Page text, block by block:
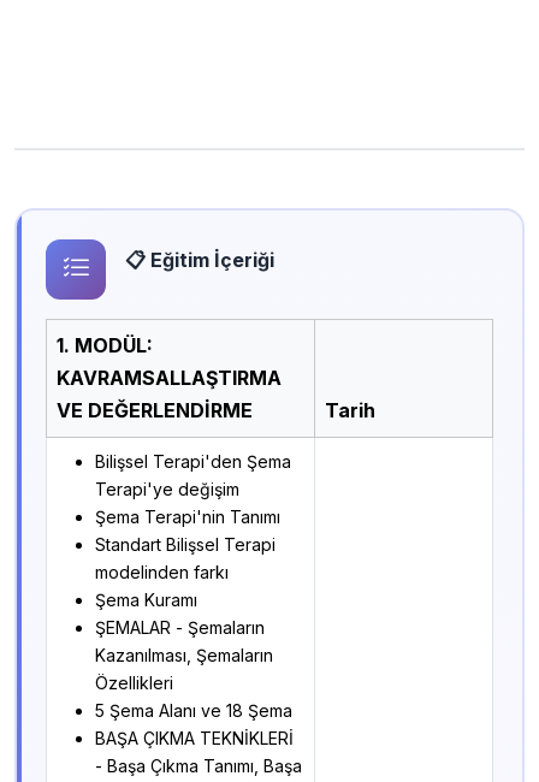
📋 Eğitim İçeriği
1. MODÜL:
KAVRAMSALLAŞTIRMA
VE DEĞERLENDİRME
Tarih
Bilişsel Terapi'den Şema
Terapi'ye değişim
Şema Terapi'nin Tanımı
Standart Bilişsel Terapi
modelinden farkı
Şema Kuramı
ŞEMALAR - Şemaların
Kazanılması, Şemaların
Özellikleri
5 Şema Alanı ve 18 Şema
BAŞA ÇIKMA TEKNİKLERİ
- Başa Çıkma Tanımı, Başa